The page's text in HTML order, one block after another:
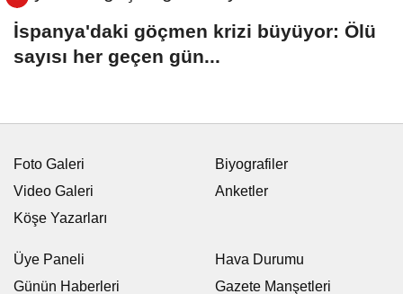
İspanya'daki göçmen krizi büyüyor: Ölü
sayısı her geçen gün...
Foto Galeri
Video Galeri
Köşe Yazarları
Biyografiler
Anketler
Üye Paneli
Günün Haberleri
Hava Durumu
Gazete Manşetleri